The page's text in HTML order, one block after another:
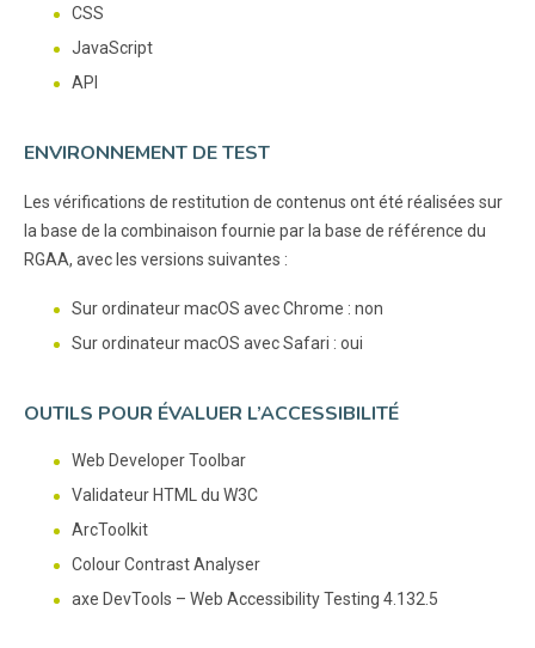
CSS
JavaScript
API
ENVIRONNEMENT DE TEST
Les vérifications de restitution de contenus ont été réalisées sur
la base de la combinaison fournie par la base de référence du
RGAA, avec les versions suivantes :
Sur ordinateur macOS avec Chrome : non
Sur ordinateur macOS avec Safari : oui
OUTILS POUR ÉVALUER L’ACCESSIBILITÉ
Web Developer Toolbar
Validateur HTML du W3C
ArcToolkit
Colour Contrast Analyser
axe DevTools – Web Accessibility Testing 4.132.5